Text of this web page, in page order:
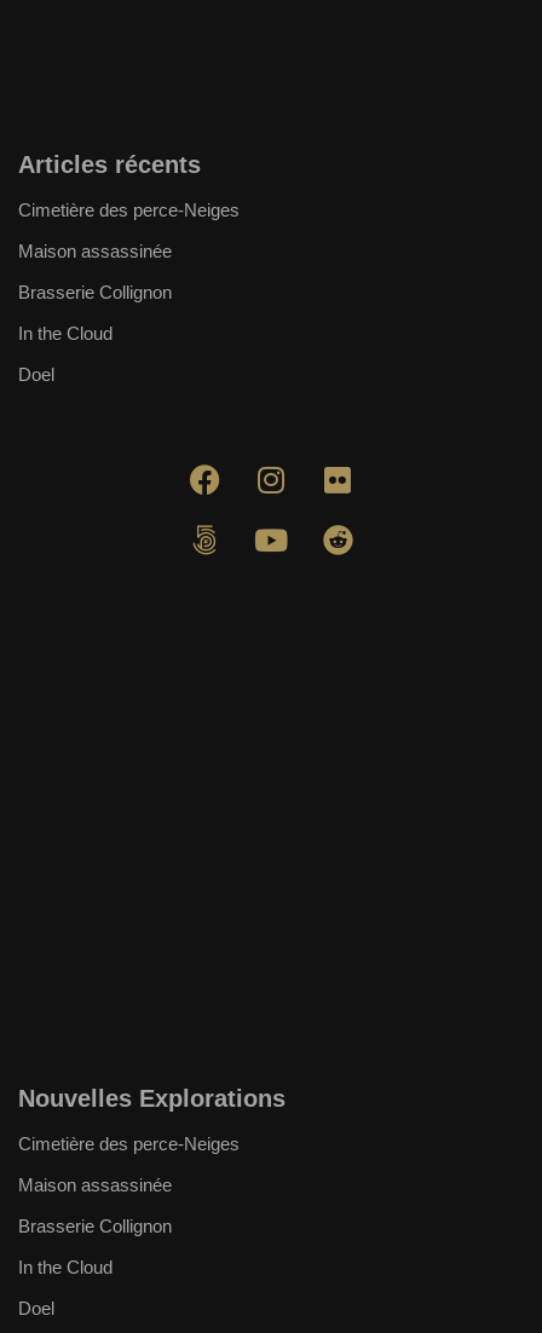
Articles récents
Cimetière des perce-Neiges
Maison assassinée
Brasserie Collignon
In the Cloud
Doel
Nouvelles Explorations
Cimetière des perce-Neiges
Maison assassinée
Brasserie Collignon
In the Cloud
Doel